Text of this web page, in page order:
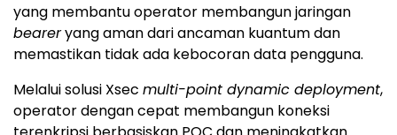
yang membantu operator membangun jaringan
beareryang aman dari ancaman kuantum dan
memastikan tidak ada kebocoran data pengguna.
Melalui solusi Xsec multi-point dynamic deployment,
operator dengan cepat membangun koneksi